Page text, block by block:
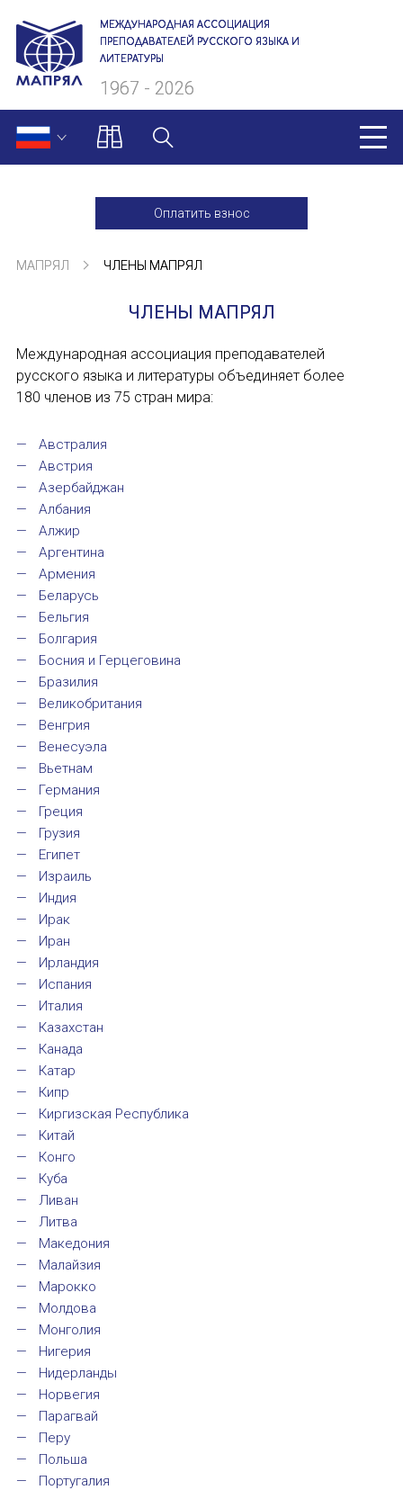
МЕЖДУНАРОДНАЯ АССОЦИАЦИЯ
ПРЕПОДАВАТЕЛЕЙ РУССКОГО ЯЗЫКА И
ЛИТЕРАТУРЫ
1967 - 2026
Оплатить взнос
О нас
Президиум
Ревизионная комиссия
Секретариат
Члены МАПРЯЛ
Устав МАПРЯЛ
Вступить в МАПРЯЛ
Оплата членских взносов МАПРЯЛ
МЕРОПРИЯТИЯ
Мероприятия МАПРЯЛ на 2026 год
50 лет МАПРЯЛ
Архив мероприятий
НОВОСТИ
КОНГРЕССЫ
XIII КОНГРЕСС МАПРЯЛ
XV КОНГРЕСС МАПРЯЛ
XVI КОНГРЕСС МАПРЯЛ
РУССКИЙ ЯЗЫК В МИРЕ
ПРОЕКТЫ
Международная конференция по РКИ в
Международный форум TERRA RUSISTICA в
«Вопросы русского языка в юридических
МАПРЯЛ ЧЛЕНЫ МАПРЯЛ
ЧЛЕНЫ МАПРЯЛ
Международная ассоциация преподавателей
русского языка и литературы объединяет более
180 членов из 75 стран мира:
Австралия
Австрия
Азербайджан
Албания
Алжир
Аргентина
Армения
Беларусь
Бельгия
Болгария
Босния и Герцеговина
Бразилия
Великобритания
Венгрия
Венесуэла
Вьетнам
Германия
Греция
Грузия
Египет
Израиль
Индия
Ирак
Иран
Ирландия
Испания
Италия
Казахстан
Канада
Катар
Кипр
Киргизская Республика
Китай
Конго
Куба
Ливан
Литва
Македония
Малайзия
Марокко
Молдова
Монголия
Нигерия
Нидерланды
Норвегия
Парагвай
Перу
Польша
Португалия
СООБЩЕНИЕ